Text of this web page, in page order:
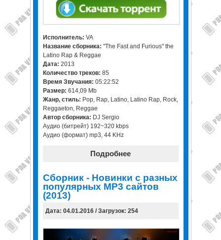
Исполнитель: VA
Название сборника: "The Fast and Furious" the
Latino Rap & Reggae
Дата: 2013
Количество треков: 85
Время Звучания: 05:22:52
Размер: 614,09 Mb
Жанр, стиль: Pop, Rap, Latino, Latino Rap, Rock,
Reggaeton, Reggae
Автор сборника: DJ Sergio
Аудио (битрейт) 192~320 kbps
Аудио (формат) mp3, 44 KHz
Подробнее
Сборник - Новинки с разных
популярных MP3 сайтов
(2013)
Дата: 04.01.2016 / Загрузок: 254